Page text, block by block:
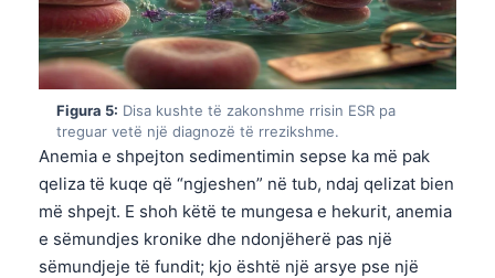
Figura 5: Disa kushte të zakonshme rrisin ESR pa
treguar vetë një diagnozë të rrezikshme.
Anemia e shpejton sedimentimin sepse ka më pak
qeliza të kuqe që “ngjeshen” në tub, ndaj qelizat bien
më shpejt. E shoh këtë te mungesa e hekurit, anemia
e sëmundjes kronike dhe ndonjëherë pas një
sëmundjeje të fundit; kjo është një arsye pse një
Татар теле
Беларуская мова
Esperanto
Frysk
Ślōnskŏ gŏdka
Norsk bokmål